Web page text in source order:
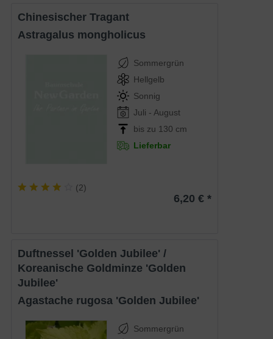
Chinesischer Tragant
Astragalus mongholicus
Sommergrün
Hellgelb
Sonnig
Juli - August
bis zu 130 cm
Lieferbar
(2)
6,20 € *
Duftnessel 'Golden Jubilee' /
Koreanische Goldminze 'Golden
Jubilee'
Agastache rugosa 'Golden Jubilee'
Sommergrün